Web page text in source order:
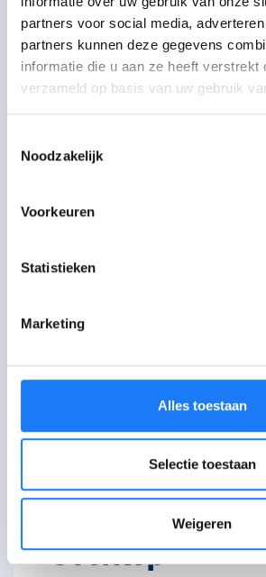
partners voor social media,
partners kunnen deze gegevens
informatie die u aan ze heeft verstrekt
verzameld op basis van uw gebruik
Noodzakelijk
Voorkeuren
Statistieken
Marketing
Alles toestaan
Selectie toestaan
Weigeren
Online PsyHulp
Werk online aan je psychische
hulpverlener en doe online
Chat met Online
23 jaar)
Op afspraak
OverKop